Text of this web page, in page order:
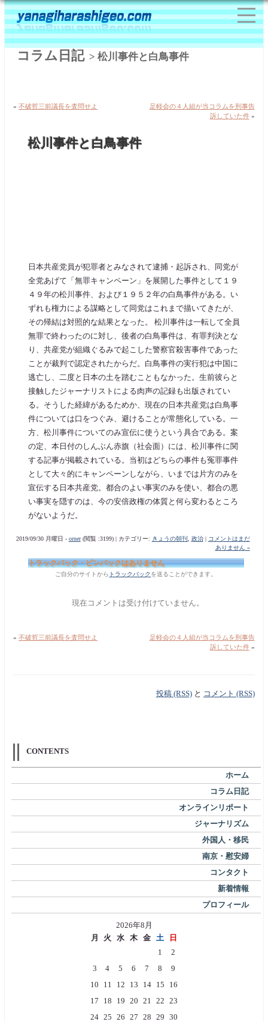
コラム日記> 松川事件と白鳥事件
«不破哲三前議長を査問せよ
足軽会の４人組が当コラムを刑事告
訴していた件»
松川事件と白鳥事件
日本共産党員が犯罪者とみなされて逮捕・起訴され、同党が
全党あげて「無罪キャンペーン」を展開した事件として１９
４９年の松川事件、および１９５２年の白鳥事件がある。い
ずれも権力による謀略として同党はこれまで描いてきたが、
その帰結は対照的な結果となった。 松川事件は一転して全員
無罪で終わったのに対し、後者の白鳥事件は、有罪判決とな
り、共産党が組織ぐるみで起こした警察官殺害事件であった
ことが裁判で認定されたからだ。白鳥事件の実行犯は中国に
逃亡し、二度と日本の土を踏むこともなかった。生前彼らと
接触したジャーナリストによる肉声の記録も出版されてい
る。そうした経緯があるためか、現在の日本共産党は白鳥事
件については口をつぐみ、避けることが常態化している。一
方、松川事件についてのみ宣伝に使うという具合である。案
の定、本日付のしんぶん赤旗（社会面）には、松川事件に関
する記事が掲載されている。当初はどちらの事件も冤罪事件
として大々的にキャンペーンしながら、いまでは片方のみを
宣伝する日本共産党。都合のよい事実のみを使い、都合の悪
い事実を隠すのは、今の安倍政権の体質と何ら変わるところ
がないようだ。
2019/09/30 月曜日 - orner(閲覧 :3199) | カテゴリー: きょうの朝刊 , 政治|
コメントはまだ
ありません »
トラックバック・ピンバックはありません
ご自分のサイトから トラックバック を送ることができます。
現在コメントは受け付けていません。
«不破哲三前議長を査問せよ
足軽会の４人組が当コラムを刑事告
訴していた件»
投稿 (RSS)と コメント (RSS)
CONTENTS
ホーム
コラム日記
オンラインリポート
ジャーナリズム
外国人・移民
南京・慰安婦
コンタクト
新着情報
プロフィール
2026年8月
月
火 水 木 金 土 日
1
2
3
4 5 6 7 8
9
10
11 12 13 14 15
16
17
18 19 20 21 22 23
24 25 26 27 28 29 30